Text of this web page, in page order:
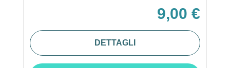
9,00 €
DETTAGLI